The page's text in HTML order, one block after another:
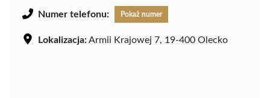
Numer telefonu: Pokaż numer
Lokalizacja:Armii Krajowej 7, 19-400 Olecko